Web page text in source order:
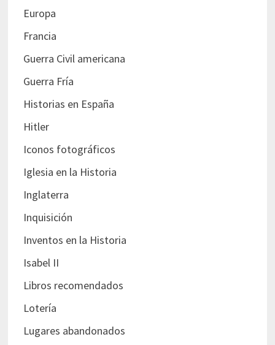
Europa
Francia
Guerra Civil americana
Guerra Fría
Historias en España
Hitler
Iconos fotográficos
Iglesia en la Historia
Inglaterra
Inquisición
Inventos en la Historia
Isabel II
Libros recomendados
Lotería
Lugares abandonados